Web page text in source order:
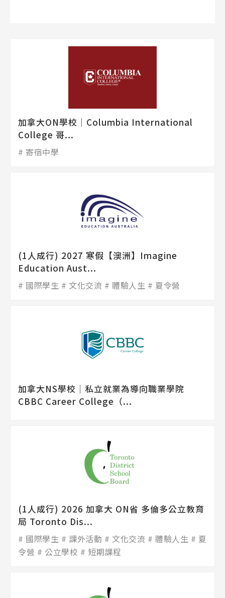
加拿大ON學校│Columbia International
College 哥...
寄宿中學
(1人成行) 2027 寒假【澳洲】Imagine
Education Aust...
國際學生 文化交流 體驗人生 夏令營
加拿大NS學校│私立就業為導向職業學院
CBBC Career College（...
(1人成行) 2026 加拿大 ON省 多倫多公立教育
局 Toronto Dis...
國際學生 課外活動 文化交流 體驗人生
夏
令營
公立學校 短期課程